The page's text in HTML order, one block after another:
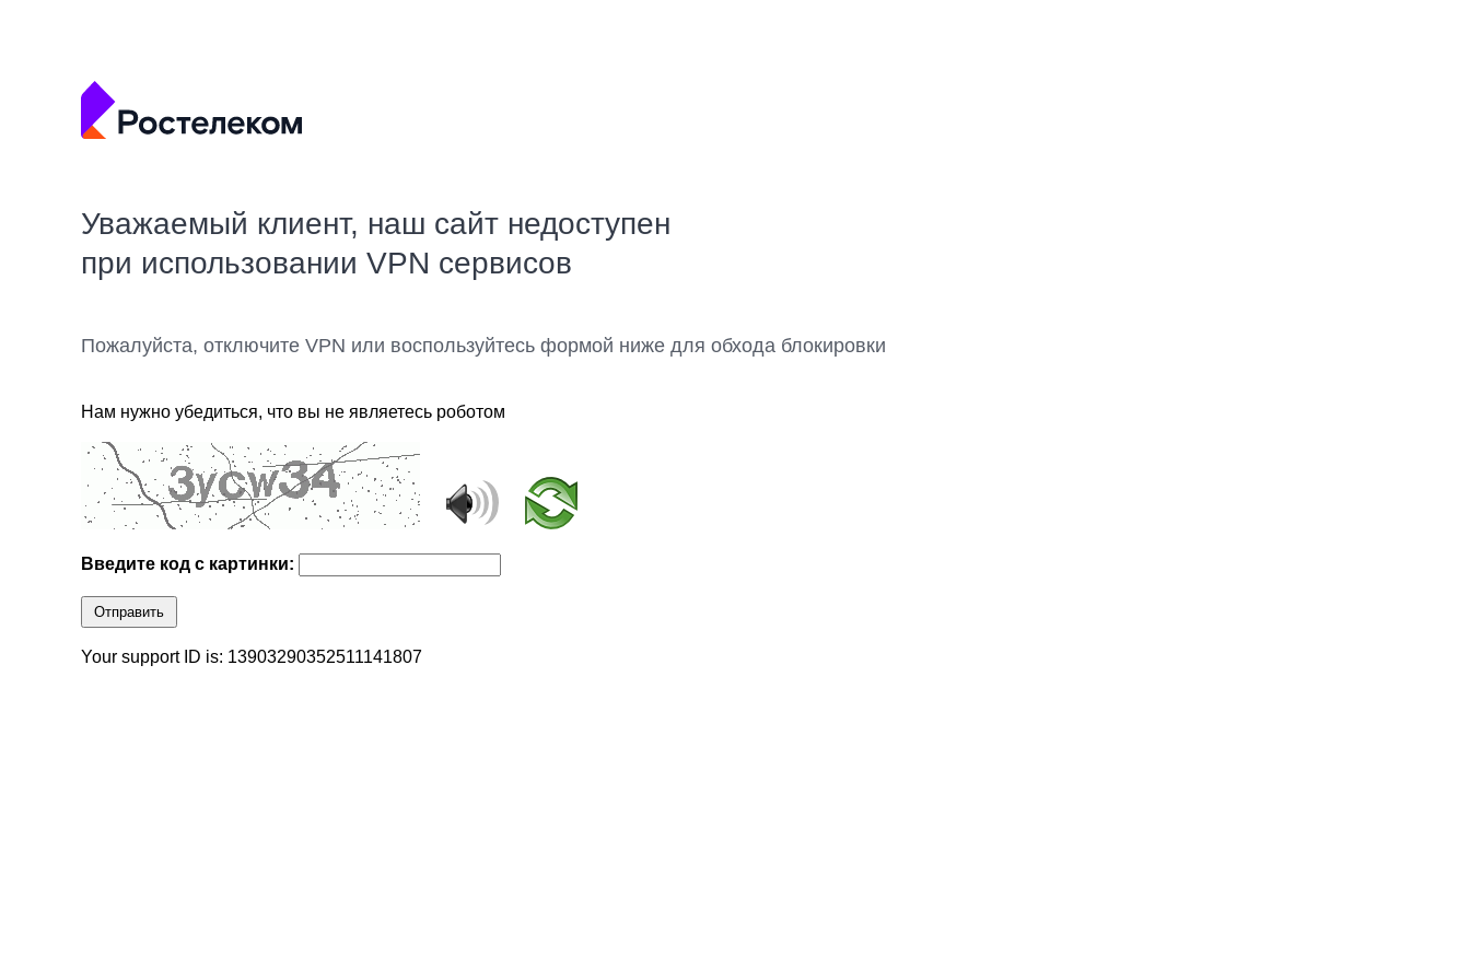
Уважаемый клиент, наш сайт недоступен
при использовании VPN сервисов
Пожалуйста, отключите VPN или воспользуйтесь формой ниже для обхода блокировки
Нам нужно убедиться, что вы не являетесь роботом
Введите код с картинки:
Отправить
Your support ID is: 13903290352511141807